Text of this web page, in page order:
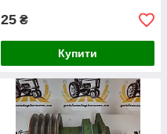
25 ₴
Купити